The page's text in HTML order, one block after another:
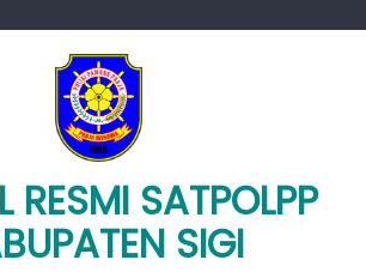
RESMI SATPOLPP
SIGI